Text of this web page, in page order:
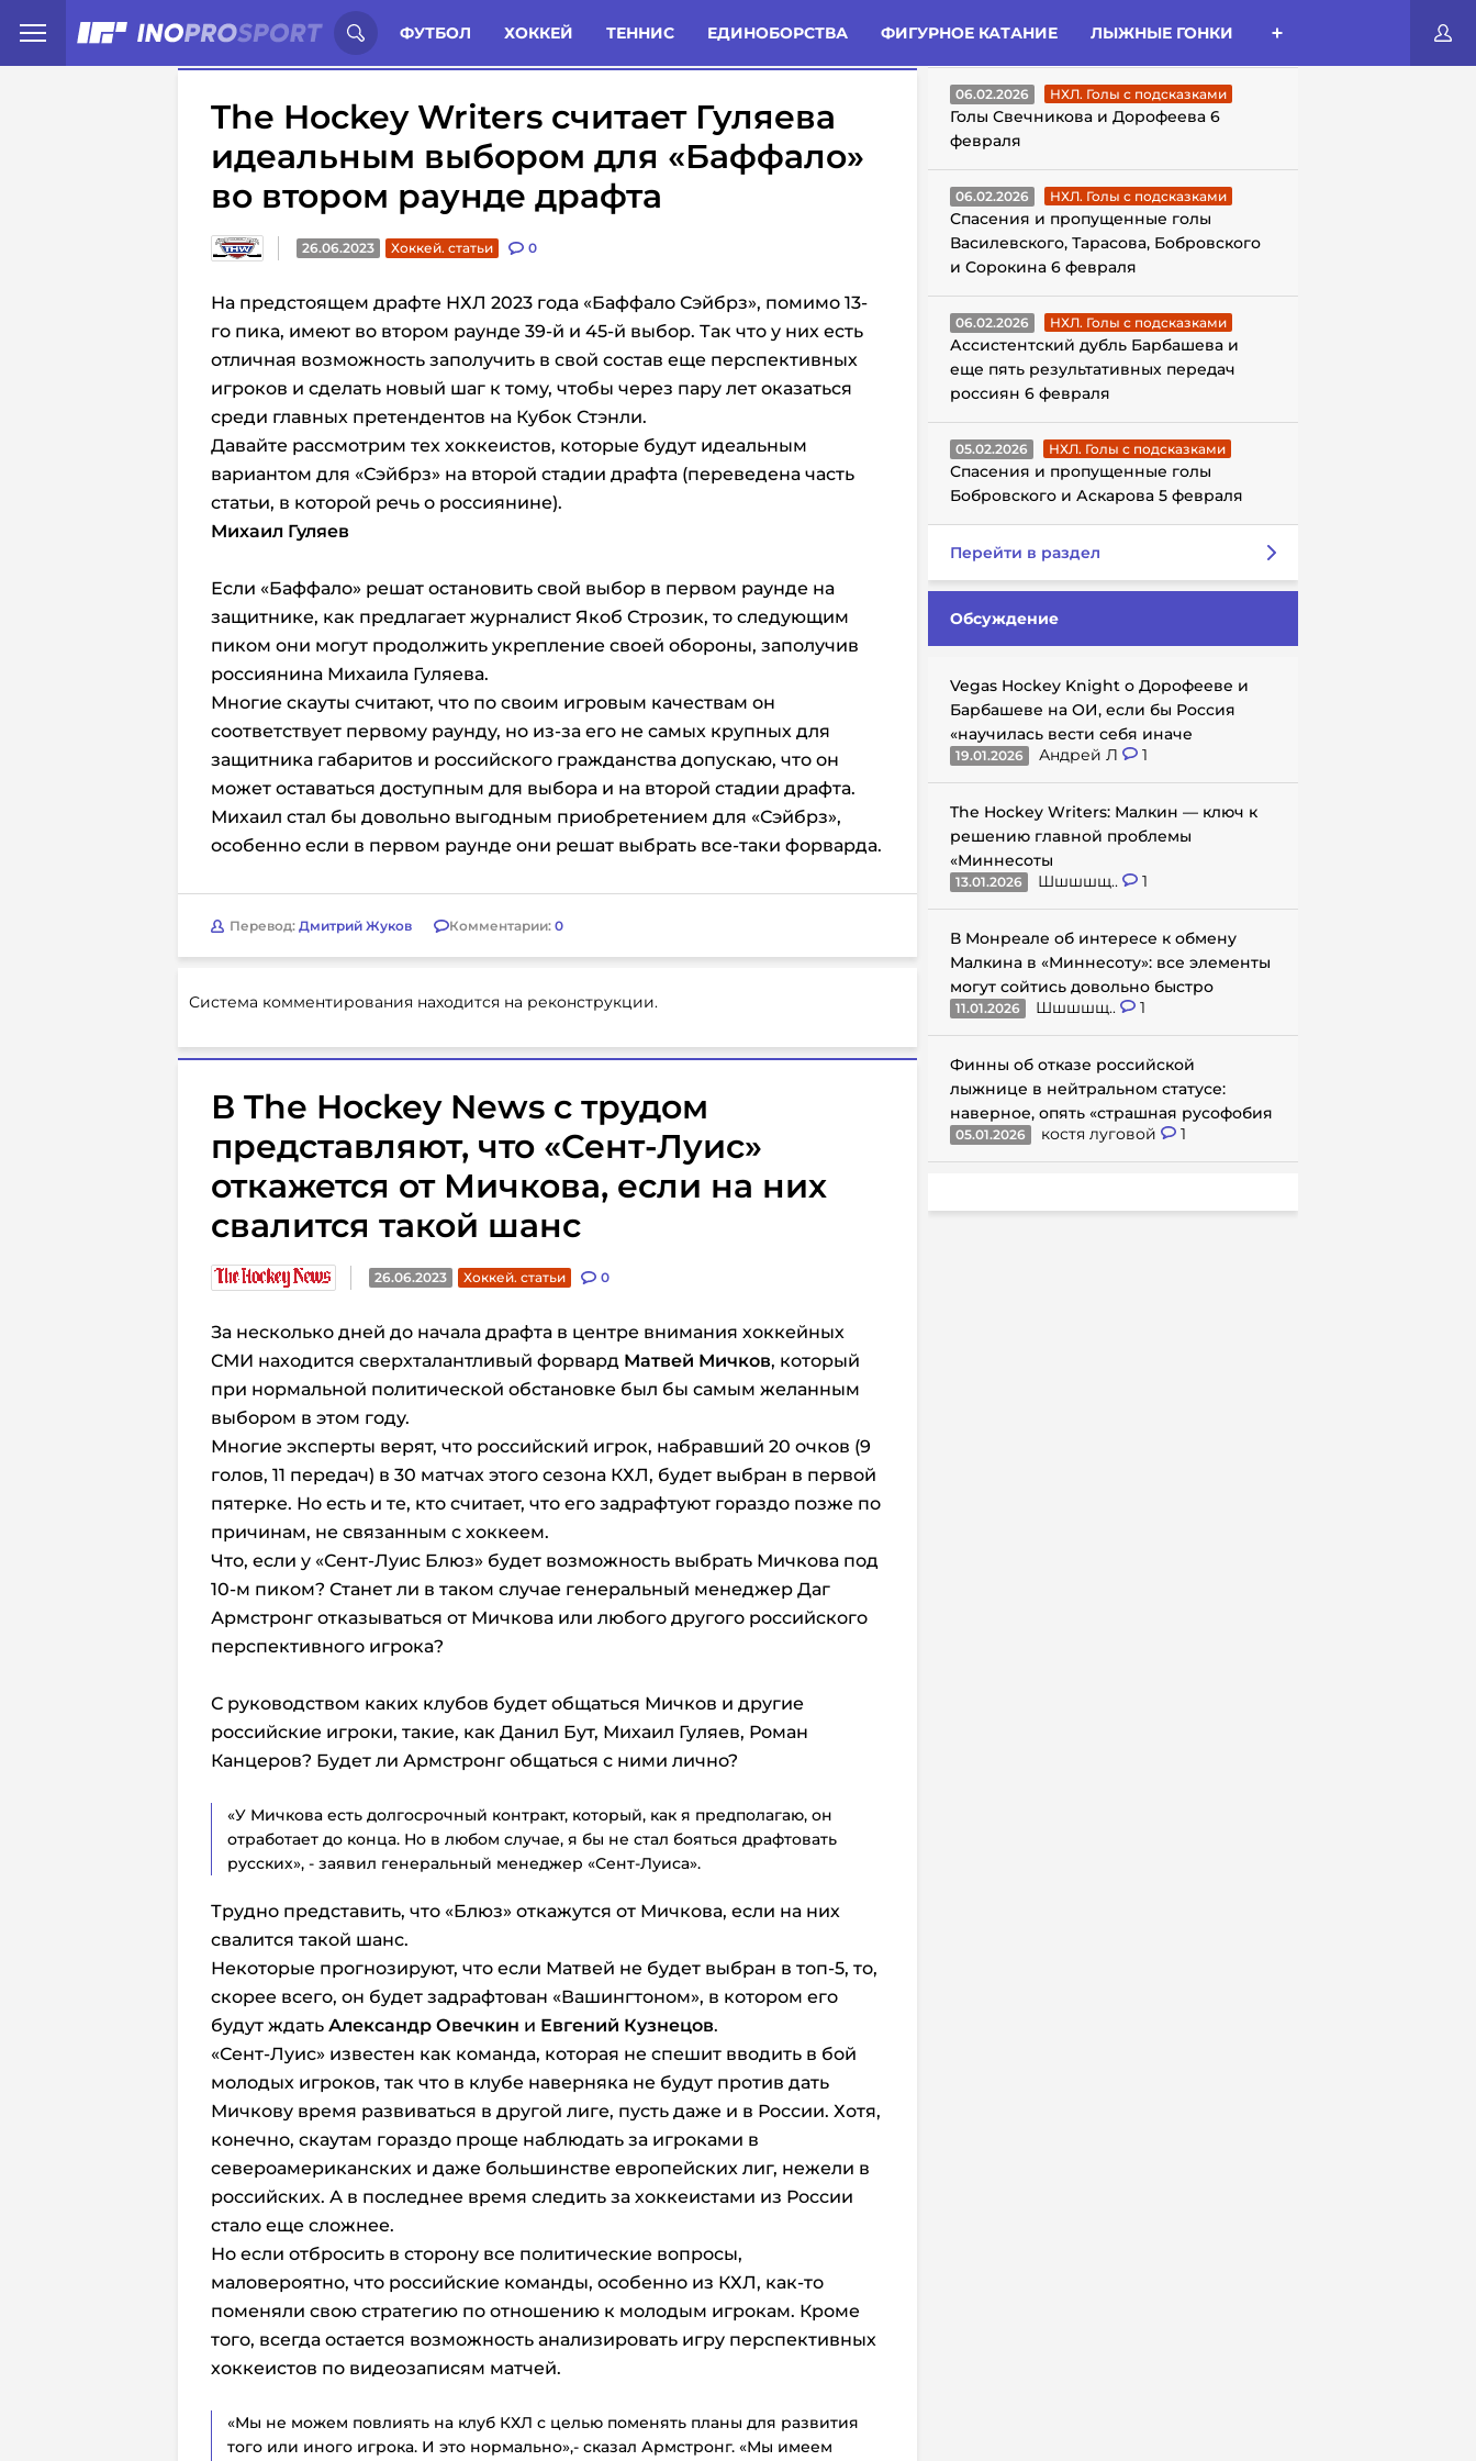
ФУТБОЛ ХОККЕЙ ТЕННИС ЕДИНОБОРСТВА ФИГУРНОЕ КАТАНИЕ ЛЫЖНЫЕ ГОНКИ
Иностранцы о спорте России: Статьи Комменты Новости
The Hockey Writers считает Гуляева
идеальным выбором для «Баффало»
во втором раунде драфта
26.06.2023 Хоккей. статьи 0
На предстоящем драфте НХЛ 2023 года «Баффало Сэйбрз», помимо 13-
го пика, имеют во втором раунде 39-й и 45-й выбор. Так что у них есть
отличная возможность заполучить в свой состав еще перспективных
игроков и сделать новый шаг к тому, чтобы через пару лет оказаться
среди главных претендентов на Кубок Стэнли.
Давайте рассмотрим тех хоккеистов, которые будут идеальным
вариантом для «Сэйбрз» на второй стадии драфта (переведена часть
статьи, в которой речь о россиянине).
Михаил Гуляев
Если «Баффало» решат остановить свой выбор в первом раунде на
защитнике, как предлагает журналист Якоб Строзик, то следующим
пиком они могут продолжить укрепление своей обороны, заполучив
россиянина Михаила Гуляева.
Многие скауты считают, что по своим игровым качествам он
соответствует первому раунду, но из-за его не самых крупных для
защитника габаритов и российского гражданства допускаю, что он
может оставаться доступным для выбора и на второй стадии драфта.
Михаил стал бы довольно выгодным приобретением для «Сэйбрз»,
особенно если в первом раунде они решат выбрать все-таки форварда.
Перевод: Дмитрий Жуков Комментарии: 0
Система комментирования находится на реконструкции.
В The Hockey News с трудом
представляют, что «Сент-Луис»
откажется от Мичкова, если на них
свалится такой шанс
26.06.2023 Хоккей. статьи 0
За несколько дней до начала драфта в центре внимания хоккейных
СМИ находится сверхталантливый форвард Матвей Мичков, который
при нормальной политической обстановке был бы самым желанным
выбором в этом году.
Многие эксперты верят, что российский игрок, набравший 20 очков (9
голов, 11 передач) в 30 матчах этого сезона КХЛ, будет выбран в первой
пятерке. Но есть и те, кто считает, что его задрафтуют гораздо позже по
причинам, не связанным с хоккеем.
Что, если у «Сент-Луис Блюз» будет возможность выбрать Мичкова под
10-м пиком? Станет ли в таком случае генеральный менеджер Даг
Армстронг отказываться от Мичкова или любого другого российского
перспективного игрока?
С руководством каких клубов будет общаться Мичков и другие
российские игроки, такие, как Данил Бут, Михаил Гуляев, Роман
Канцеров? Будет ли Армстронг общаться с ними лично?
«У Мичкова есть долгосрочный контракт, который, как я предполагаю, он
отработает до конца. Но в любом случае, я бы не стал бояться драфтовать
русских», - заявил генеральный менеджер «Сент-Луиса».
Трудно представить, что «Блюз» откажутся от Мичкова, если на них
свалится такой шанс.
Некоторые прогнозируют, что если Матвей не будет выбран в топ-5, то,
скорее всего, он будет задрафтован «Вашингтоном», в котором его
будут ждать Александр Овечкин и Евгений Кузнецов.
«Сент-Луис» известен как команда, которая не спешит вводить в бой
молодых игроков, так что в клубе наверняка не будут против дать
Мичкову время развиваться в другой лиге, пусть даже и в России. Хотя,
конечно, скаутам гораздо проще наблюдать за игроками в
североамериканских и даже большинстве европейских лиг, нежели в
российских. А в последнее время следить за хоккеистами из России
стало еще сложнее.
Но если отбросить в сторону все политические вопросы,
маловероятно, что российские команды, особенно из КХЛ, как-то
поменяли свою стратегию по отношению к молодым игрокам. Кроме
того, всегда остается возможность анализировать игру перспективных
хоккеистов по видеозаписям матчей.
«Мы не можем повлиять на клуб КХЛ с целью поменять планы для развития
того или иного игрока. И это нормально»,- сказал Армстронг. «Мы имеем
ГОЛЫ С ПОДСКАЗКАМИ
06.02.2026 НХЛ. Голы с подсказками
Голы Свечникова и Дорофеева 6
февраля
06.02.2026 НХЛ. Голы с подсказками
Спасения и пропущенные голы
Василевского, Тарасова, Бобровского
и Сорокина 6 февраля
06.02.2026 НХЛ. Голы с подсказками
Ассистентский дубль Барбашева и
еще пять результативных передач
россиян 6 февраля
05.02.2026 НХЛ. Голы с подсказками
Спасения и пропущенные голы
Бобровского и Аскарова 5 февраля
Перейти в раздел
Обсуждение
Vegas Hockey Knight о Дорофееве и
Барбашеве на ОИ, если бы Россия
«научилась вести себя иначе
19.01.2026 Андрей Л 1
The Hockey Writers: Малкин — ключ к
решению главной проблемы
«Миннесоты
13.01.2026 Шшшшщ.. 1
В Монреале об интересе к обмену
Малкина в «Миннесоту»: все элементы
могут сойтись довольно быстро
11.01.2026 Шшшшщ.. 1
Финны об отказе российской
лыжнице в нейтральном статусе:
наверное, опять «страшная русофобия
05.01.2026 костя луговой 1